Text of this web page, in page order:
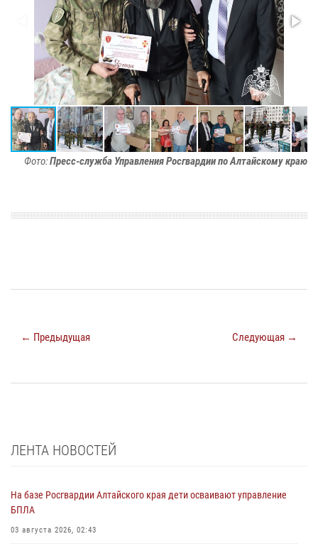
Фото:Пресс-служба Управления Росгвардии по Алтайскому краю
← Предыдущая Следующая →
ЛЕНТА НОВОСТЕЙ
На базе Росгвардии Алтайского края дети осваивают управление
БПЛА
03 августа 2026, 02:43